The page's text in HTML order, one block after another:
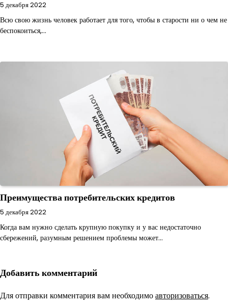
5 декабря 2022
Всю свою жизнь человек работает для того, чтобы в старости ни о чем не
беспокоиться,…
Преимущества потребительских кредитов
5 декабря 2022
Когда вам нужно сделать крупную покупку и у вас недостаточно
сбережений, разумным решением проблемы может…
Добавить комментарий
Для отправки комментария вам необходимоавторизоваться.